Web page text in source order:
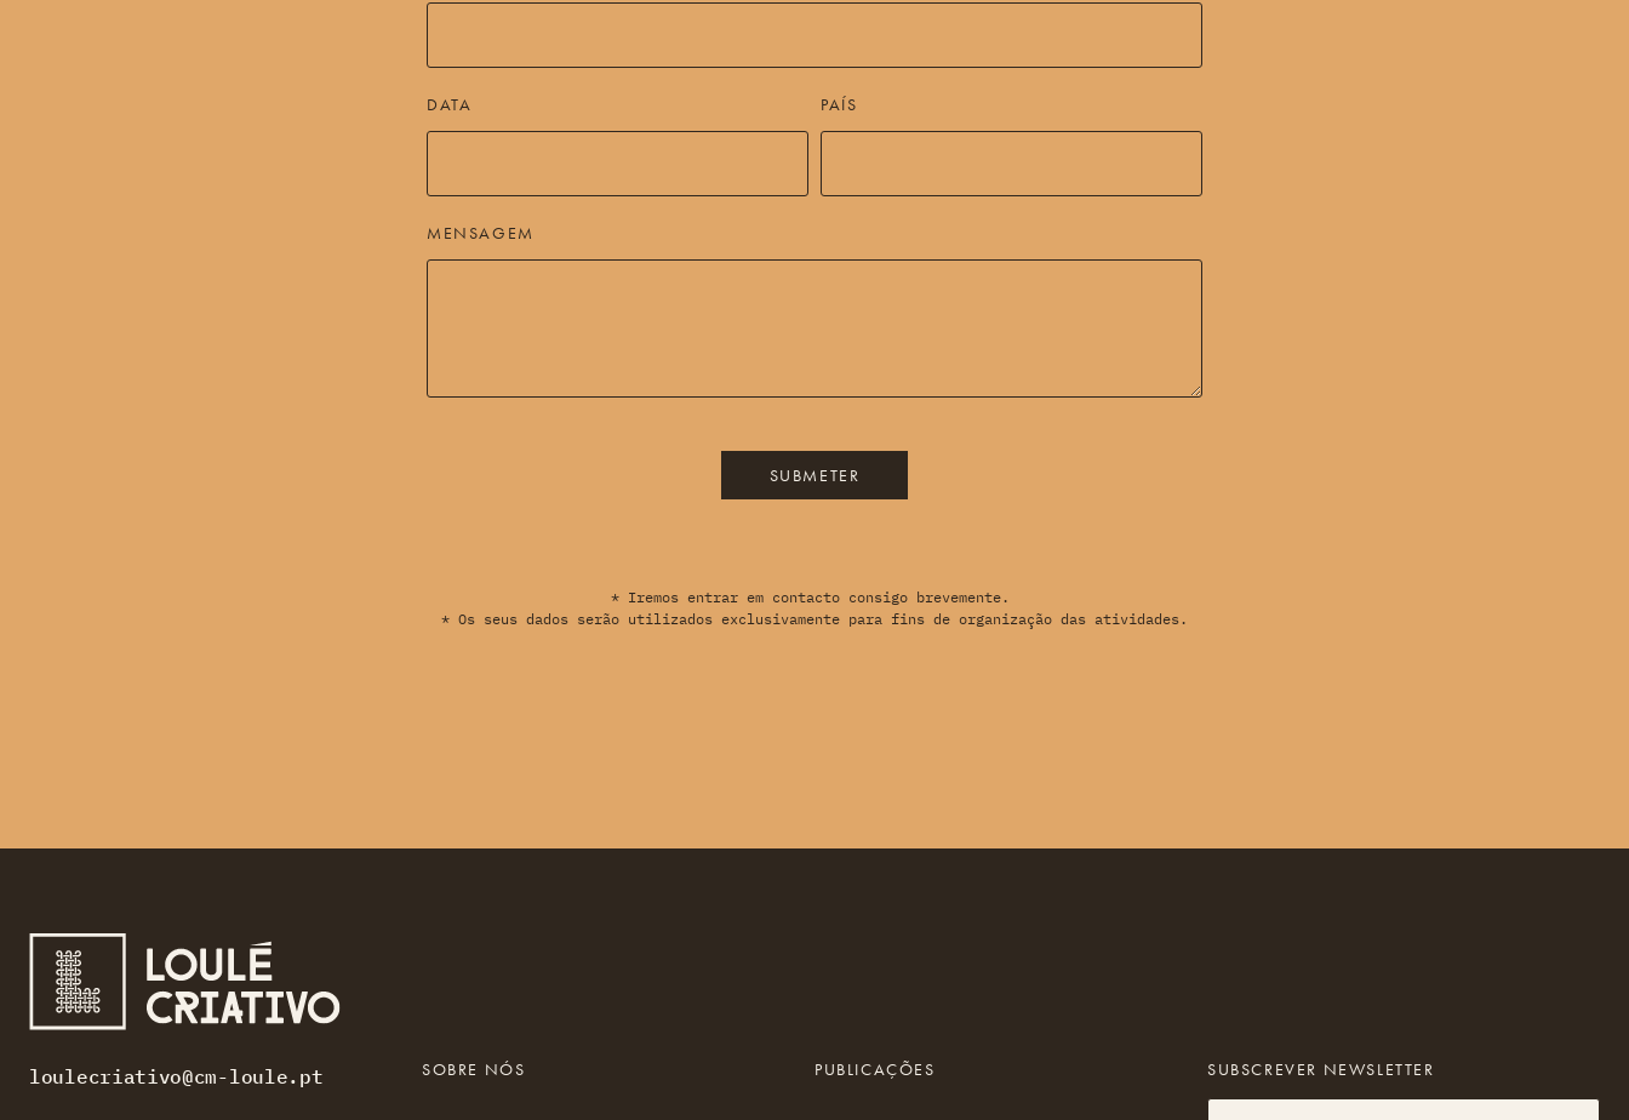
DATA PAÍS
MENSAGEM
SUBMETER
* Iremos entrar em contacto consigo brevemente.
* Os seus dados serão utilizados exclusivamente para fins de organização das atividades.
loulecriativo@cm-loule.pt SOBRE NÓS PUBLICAÇÕES SUBSCREVER NEWSLETTER